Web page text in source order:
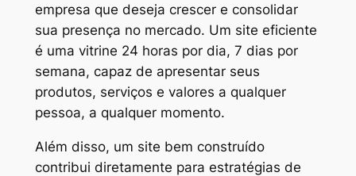
empresa que deseja crescer e consolidar
sua presença no mercado. Um site eficiente
é uma vitrine 24 horas por dia, 7 dias por
semana, capaz de apresentar seus
produtos, serviços e valores a qualquer
pessoa, a qualquer momento.
Além disso, um site bem construído
contribui diretamente para estratégias de